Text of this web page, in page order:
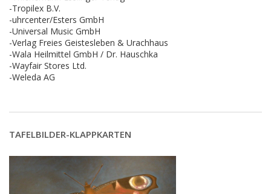
-Tropilex B.V.
-uhrcenter/Esters GmbH
-Universal Music GmbH
-Verlag Freies Geistesleben & Urachhaus
-Wala Heilmittel GmbH / Dr. Hauschka
-Wayfair Stores Ltd.
-Weleda AG
TAFELBILDER-KLAPPKARTEN